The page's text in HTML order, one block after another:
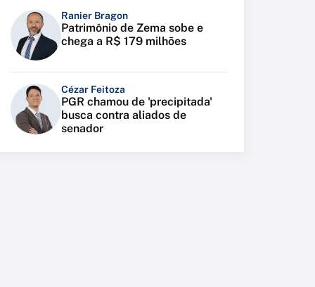
Ranier Bragon
Patrimônio de Zema sobe e
chega a R$ 179 milhões
Cézar Feitoza
PGR chamou de 'precipitada'
busca contra aliados de
senador